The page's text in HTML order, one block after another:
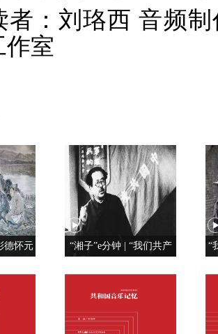
者：刘珞西 音频
作室
怀元
“湘子”e分钟 | “我们共产
“